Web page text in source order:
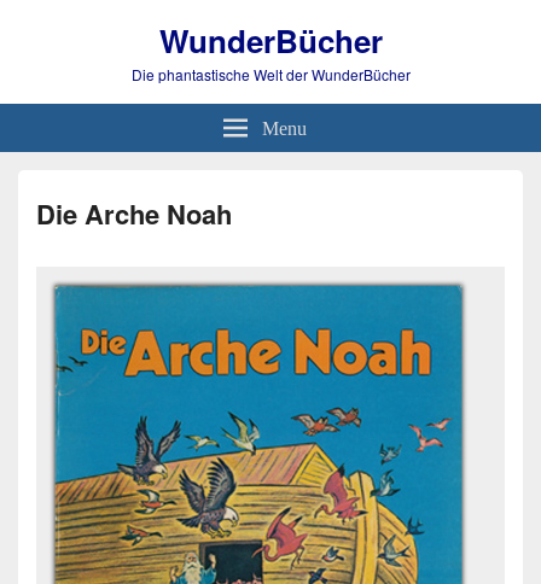
WunderBücher
Die phantastische Welt der WunderBücher
Menu
Die Arche Noah